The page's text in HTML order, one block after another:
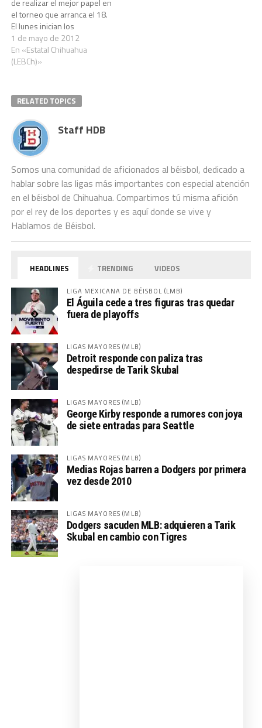
de realizar el mejor papel en
el torneo que arranca el 18.
El lunes inician los
entrenamientos Una lista de
40 peloteros, donde son
considerados jugadores
de Fernando Albañil,
Christian Rocha y Érick…
1 de mayo de 2012
En «Estatal Chihuahua
(LEBCh)»
RELATED TOPICS
Staff HDB
Somos una comunidad de aficionados al béisbol, dedicado a
hablar sobre las ligas más importantes con especial atención
en el béisbol de Chihuahua. Compartimos tú misma afición
por el rey de los deportes y es aquí donde se vive y
Hablamos de Béisbol.
HEADLINES TRENDING VIDEOS
LIGA MEXICANA DE BÉISBOL (LMB)
El Águila cede a tres figuras tras quedar
fuera de playoffs
LIGAS MAYORES (MLB)
Detroit responde con paliza tras
despedirse de Tarik Skubal
LIGAS MAYORES (MLB)
George Kirby responde a rumores con joya
de siete entradas para Seattle
LIGAS MAYORES (MLB)
Medias Rojas barren a Dodgers por primera
vez desde 2010
LIGAS MAYORES (MLB)
Dodgers sacuden MLB: adquieren a Tarik
Skubal en cambio con Tigres